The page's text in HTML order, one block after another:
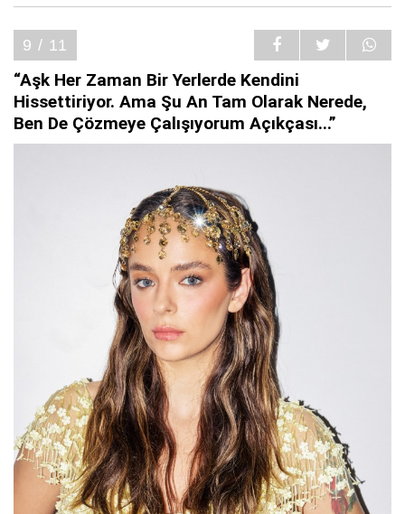
9 / 11
“Aşk Her Zaman Bir Yerlerde Kendini
Hissettiriyor. Ama Şu An Tam Olarak Nerede,
Ben De Çözmeye Çalışıyorum Açıkçası...”